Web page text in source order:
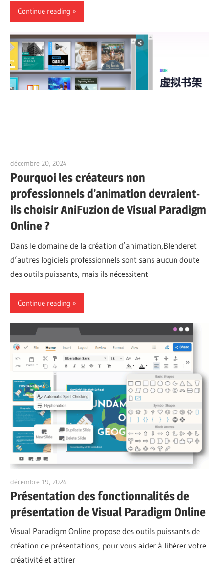
Continue reading
décembre 20, 2024
Pourquoi les créateurs non
professionnels d’animation devraient-
ils choisir AniFuzion de Visual Paradigm
Online ?
Dans le domaine de la création d’animation,Blenderet
d’autres logiciels professionnels sont sans aucun doute
des outils puissants, mais ils nécessitent
Continue reading
décembre 19, 2024
Présentation des fonctionnalités de
présentation de Visual Paradigm Online
Visual Paradigm Online propose des outils puissants de
création de présentations, pour vous aider à libérer votre
créativité et attirer